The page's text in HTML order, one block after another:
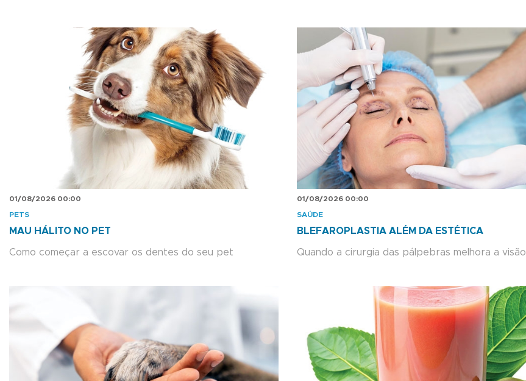
01/08/2026 00:00
PETS
MAU HÁLITO NO PET
Como começar a escovar os dentes do seu pet
01/08/2026 00:00
SAÚDE
BLEFAROPLASTIA ALÉM DA ESTÉTICA
Quando a cirurgia das pálpebras melhora a visão